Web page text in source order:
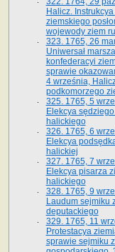
Halicz.
ziemskiego
wojewody ziem
323. 1765, 26
Uniwersał
konfederacyi
sprawie
4 września,
podkomorzego
325. 1765, 5
Elekcya
halickiego
326. 1765, 6
Elekcya
halickiej
327. 1765, 7
Elekcya pisarza
halickiego
328. 1765, 9
Laudum sejmiku
deputackiego
329. 1765, 11
Protestacya
sprawie sejmiku